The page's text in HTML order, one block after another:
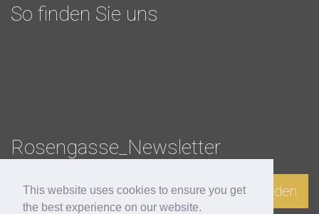
This website uses cookies to ensure you get
the best experience on our website.
So finden Sie uns
Rosengasse_Newsletter
Anmelden